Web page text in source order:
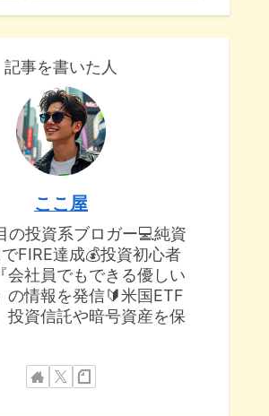
記事を書いた人
ここ屋
の投資系ブロガー💻純資
FIRE達成💰投資初心者
会社員でもできる優しい
の情報を発信🔰米国ETF
投資信託や暗号資産を保